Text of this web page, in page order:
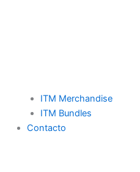
ITM Merchandise
ITM Bundles
Contacto